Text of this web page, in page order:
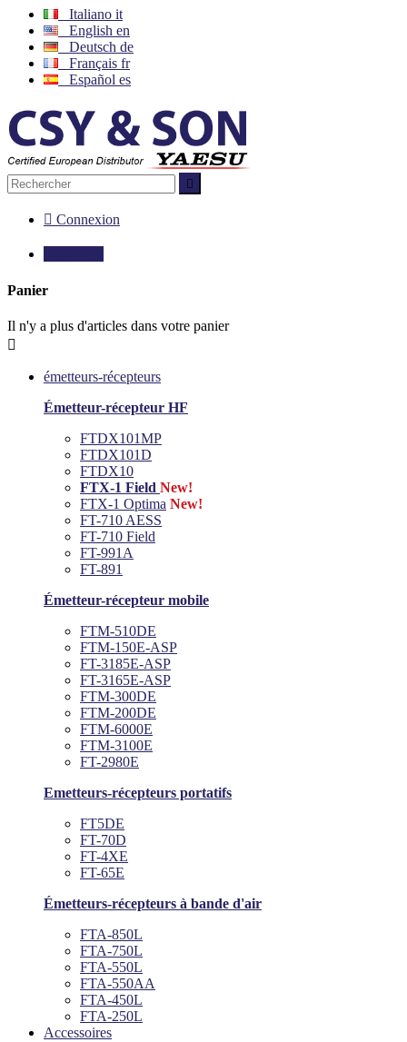
Italiano it
English en
Deutsch de
Français fr
Español es

 Connexion
Panier
Il n'y a plus d'articles dans votre panier

émetteurs-récepteurs
Émetteur-récepteur HF
FTDX101MP
FTDX101D
FTDX10
FTX-1 Field New!
FTX-1 Optima New!
FT-710 AESS
FT-710 Field
FT-991A
FT-891
Émetteur-récepteur mobile
FTM-510DE
FTM-150E-ASP
FT-3185E-ASP
FT-3165E-ASP
FTM-300DE
FTM-200DE
FTM-6000E
FTM-3100E
FT-2980E
Emetteurs-récepteurs portatifs
FT5DE
FT-70D
FT-4XE
FT-65E
Émetteurs-récepteurs à bande d'air
FTA-850L
FTA-750L
FTA-550L
FTA-550AA
FTA-450L
FTA-250L
Accessoires